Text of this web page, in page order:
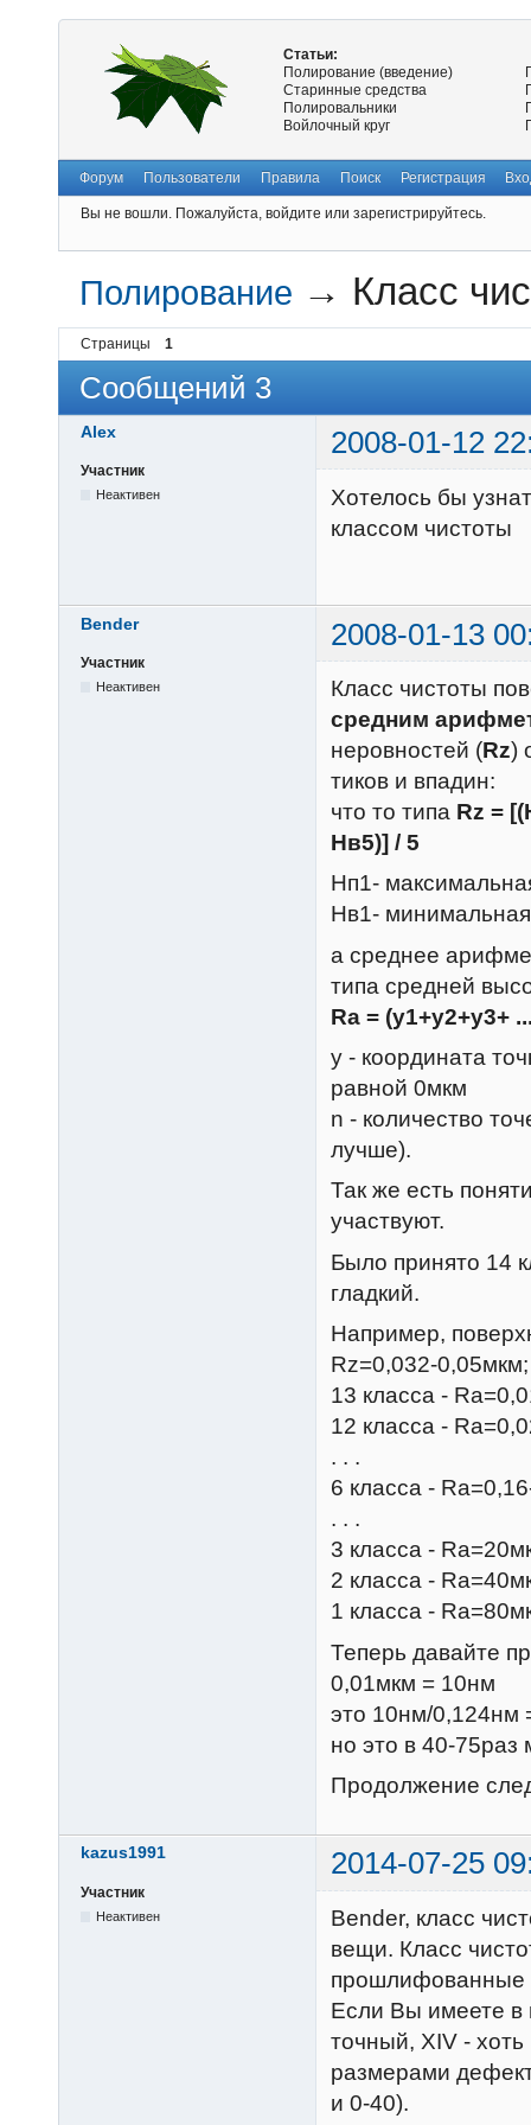
Статьи:
Полирование (введение)
Старинные средства
Полировальники
Войлочный круг
Форум Пользователи Правила Поиск Регистрация
Вы не вошли. Пожалуйста, войдите или зарегистрируйтесь.
Полирование → Класс
Страницы 1
Сообщений 3
Alex 2008-01-12
Участник
Неактивен
Хотелось бы
классом чистоты
Bender 2008-01-13
Участник
Неактивен
Класс чистоты
средним
неровностей (Rz)
тиков и впадин:
что то типа Rz =
Нв5)] / 5
Hп1-
Нв1-
а среднее
типа средней
Ra = (y1+y2+y3+
y - координата
равной 0мкм
n - количество
лучше).
Так же есть
участвуют.
Было принято 14
гладкий.
Например,
Rz=0,032-0,05мкм;
13 класса -
12 класса -
. . .
6 класса -
. . .
3 класса -
2 класса -
1 класса -
Теперь давайте
0,01мкм = 10нм
это 10нм/0,124нм
но это в 40-
Продолжение
kazus1991 2014-07-25
Участник
Неактивен
Bender, класс
вещи. Класс
прошлифованные
Если Вы имеете в
точный, XIV -
размерами
и 0-40).